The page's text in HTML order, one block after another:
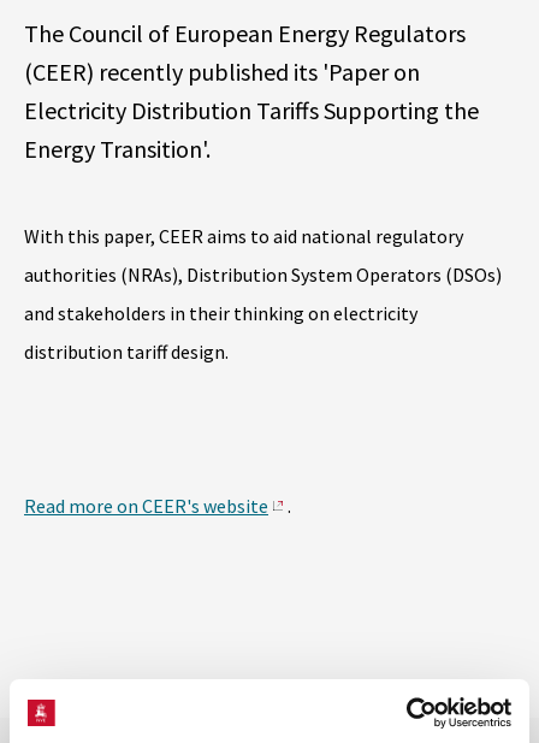
The Council of European Energy Regulators
(CEER) recently published its 'Paper on
Electricity Distribution Tariffs Supporting the
Energy Transition'.
With this paper, CEER aims to aid national regulatory
authorities (NRAs), Distribution System Operators (DSOs)
and stakeholders in their thinking on electricity
distribution tariff design.
Read more on CEER's website .